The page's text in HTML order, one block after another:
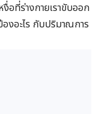
อที่ร่างกายเราขับออก
งอะไร กับปริมาณการ